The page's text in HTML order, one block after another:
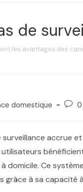
de
les avantages des
domestique 0
accrue
à domicile. Ce
grâce à sa capacité